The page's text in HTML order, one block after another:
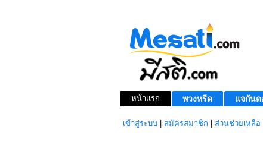
หน้าแรก พวงหรีด แจกันด
เข้าสู่ระบบ สมัครสมาชิก ส่วนช่วยเหลือ